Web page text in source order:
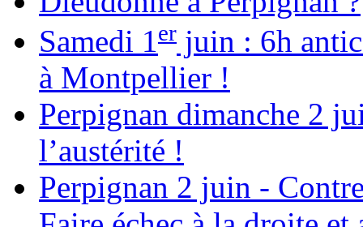
Samedi 1er juin : 6h
à Montpellier !
Perpignan dimanche 2
l’austérité !
Perpignan 2 juin -